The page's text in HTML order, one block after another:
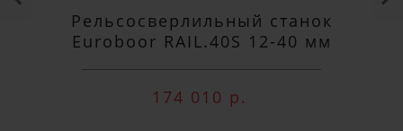
Рельсосверлильный станок
Euroboor RAIL.40S 12-40 мм
174 010 р.